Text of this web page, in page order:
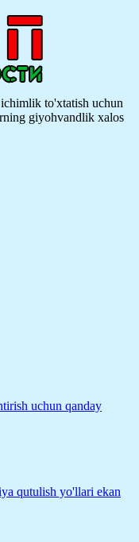
to'xtatish uchun
giyohvandlik xalos
uchun qanday
qutulish yo'llari ekan